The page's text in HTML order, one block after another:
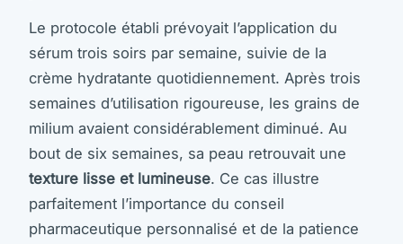
Le protocole établi prévoyait l’application du
sérum trois soirs par semaine, suivie de la
crème hydratante quotidiennement. Après trois
semaines d’utilisation rigoureuse, les grains de
milium avaient considérablement diminué. Au
bout de six semaines, sa peau retrouvait une
texture lisse et lumineuse. Ce cas illustre
parfaitement l’importance du conseil
pharmaceutique personnalisé et de la patience